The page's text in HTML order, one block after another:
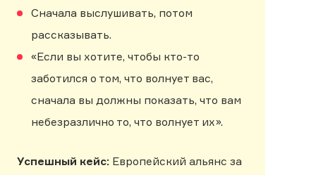
Сначала выслушивать, потом
рассказывать.
«Если вы хотите, чтобы кто-то
заботился о том, что волнует вас,
сначала вы должны показать, что вам
небезразлично то, что волнует их».
Успешный кейс: Европейский альянс за